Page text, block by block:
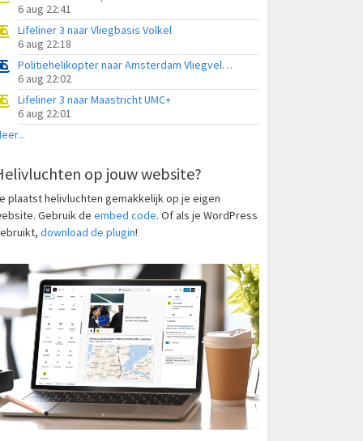
6 aug 22:41
Lifeliner 3 naar Vliegbasis Volkel
6 aug 22:18
Politiehelikopter naar Amsterdam Vliegveld Schiphol
6 aug 22:02
Lifeliner 3 naar Maastricht UMC+
6 aug 22:01
op jouw website?
plaatst helivluchten gemakkelijk op je eigen
Gebruik de embed code. Of als je WordPress
download de plugin!